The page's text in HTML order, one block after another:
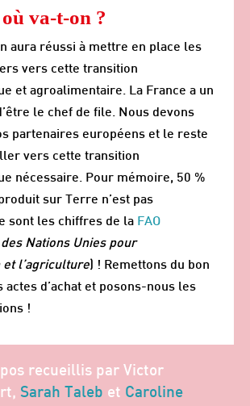
va-t-on ?
aura réussi à mettre en place les
vers cette transition
et agroalimentaire. La France a un
le chef de file. Nous devons
partenaires européens et le reste
vers cette transition
nécessaire. Pour mémoire, 50 %
sur Terre n’est pas
sont les chiffres de la FAO
Nations Unies pour
et l’agriculture) ! Remettons du bon
actes d’achat et posons-nous les
!
recueillis par Victor
Sarah Taleb et Caroline